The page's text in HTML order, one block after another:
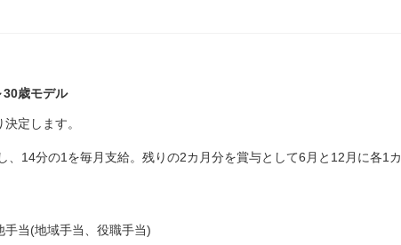
30歳モデル
定します。
、14分の1を毎月支給。残りの2カ月分を賞与として6月と12月に各1カ
当(地域手当、役職手当)